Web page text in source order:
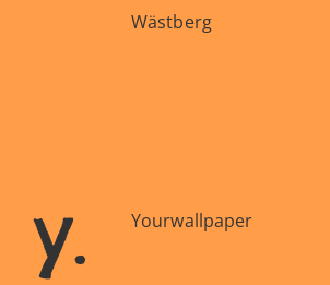
Wästberg
y. Yourwallpaper